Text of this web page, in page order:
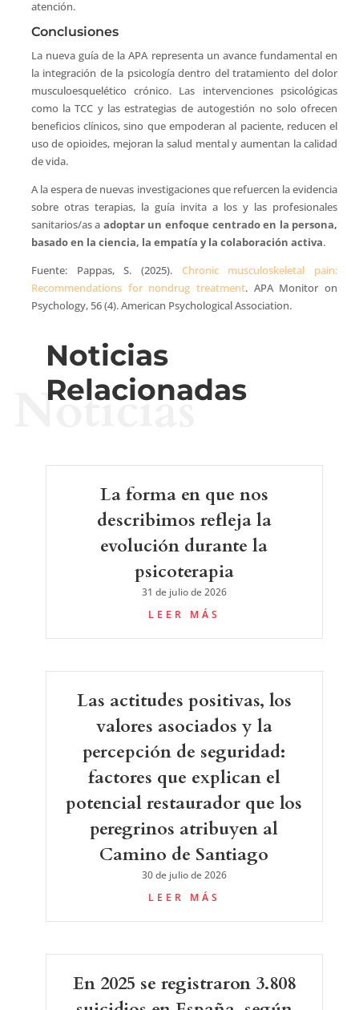
atención.
Conclusiones
La nueva guía de la APA representa un avance fundamental en
la integración de la psicología dentro del tratamiento del dolor
musculoesquelético crónico. Las intervenciones psicológicas
como la TCC y las estrategias de autogestión no solo ofrecen
beneficios clínicos, sino que empoderan al paciente, reducen el
uso de opioides, mejoran la salud mental y aumentan la calidad
de vida.
A la espera de nuevas investigaciones que refuercen la evidencia
sobre otras terapias, la guía invita a los y las profesionales
sanitarios/as a adoptar un enfoque centrado en la persona,
basado en la ciencia, la empatía y la colaboración activa.
Fuente: Pappas, S. (2025). Chronic musculoskeletal pain:
Recommendations for nondrug treatment. APA Monitor on
Psychology, 56 (4). American Psychological Association.
Noticias
Relacionadas
Noticias
La forma en que nos
describimos refleja la
evolución durante la
psicoterapia
31 de julio de 2026
LEER MÁS
Las actitudes positivas, los
valores asociados y la
percepción de seguridad:
factores que explican el
potencial restaurador que los
peregrinos atribuyen al
Camino de Santiago
30 de julio de 2026
LEER MÁS
En 2025 se registraron 3.808